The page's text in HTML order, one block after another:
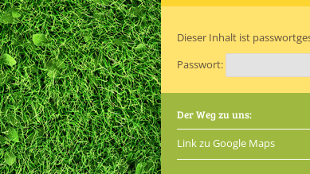
Dieser Inhalt ist
Passwort:
Der Weg zu uns:
Link zu Google Maps